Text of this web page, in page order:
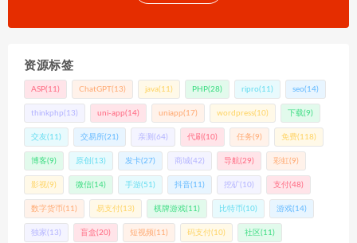
资源标签
ASP(11) ChatGPT(13) java(11) PHP(28) ripro(11) seo(14)
thinkphp(13) uni-app(14) uniapp(17) wordpress(10) 下载(9)
交友(11) 交易所(21) 亲测 (64) 代刷 (10) 任务(9) 免费(118)
博客(9) 原创 (13) 发卡(27) 商城(42) 导航(29) 彩虹(9)
影视(9) 微信(14) 手游(51) 抖音(11) 挖矿(10) 支付(48)
数字货币(11) 易支付(13) 棋牌游戏(11) 比特币(10) 游戏(14)
独家(13) 盲盒(20) 短视频(11) 码支付(10) 社区(11)